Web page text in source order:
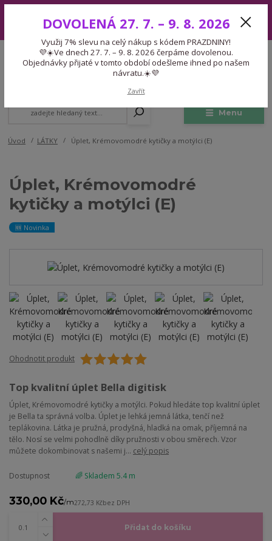
7. – 9. 8. 2026 čerpáme dovolenou. Objednávky přijaté v tomto období
odešleme ihned po našem návratu.☀️💜
Menu
CZK
Expedice 775 866 913
Po-Čt 9-15:30 Pá 9-14:30 Pauza 13-13:45
Úvod LÁTKY Úplet, Krémovomodré kytičky a motýlci (E)
Úplet, Krémovomodré
kytičky a motýlci (E)
🆕 Novinka
Ohodnotit produkt
Top kvalitní úplet Bella digitisk
Úplet, Krémovomodré kytičky a motýlci. Pokud hledáte top kvalitní úplet
je Bella ta správná volba. Úplet je lehká jemná látka, tenčí než
teplákovina. Látka je pružná, prodyšná, hladká na omak, příjemná na
tělo. Nosí se velmi pohodlně díky pružnosti v obou směrech. Vzor
můžete dokombinovat s našemi j... celý popis
Dostupnost 🌈 Skladem 5.4 m
330,00 Kč/m272,73 Kčbez DPH
Přidat do košíku
DOVOLENÁ 27. 7. – 9. 8. 2026
Využij 7% slevu na celý nákup s kódem PRAZDNINY!
💜☀️Ve dnech 27. 7. – 9. 8. 2026 čerpáme dovolenou.
Objednávky přijaté v tomto období odešleme ihned po našem
návratu.☀️💜
Zavřít